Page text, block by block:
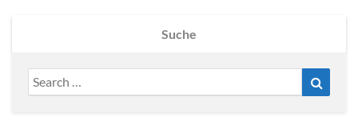
Suche
Search
for: